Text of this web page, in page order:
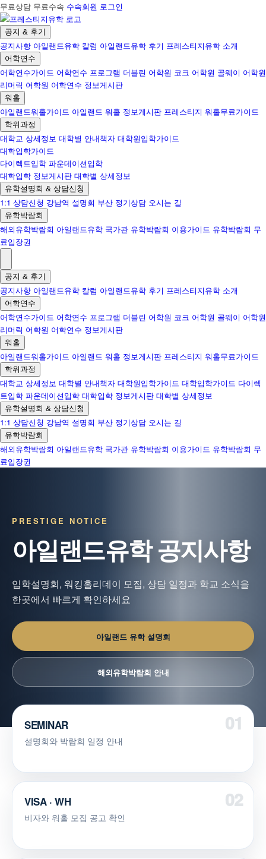
무료상담 무료수속 수속회원 로그인
공지 & 후기
공지사항 아일랜드유학 칼럼 아일랜드유학 후기 프레스티지유학 소개
어학연수
어학연수가이드 어학연수 프로그램 더블린 어학원 코크 어학원 골웨이 어학원
리머릭 어학원 어학연수 정보게시판
워홀
아일랜드워홀가이드 아일랜드 워홀 정보게시판 프레스티지 워홀무료가이드
학위과정
대학교 상세정보 대학별 안내책자 대학원입학가이드
대학입학가이드
다이렉트입학 파운데이션입학
대학입학 정보게시판 대학별 상세정보
유학설명회 & 상담신청
1:1 상담신청 강남역 설명회 부산 정기상담 오시는 길
유학박람회
해외유학박람회 아일랜드유학 국가관 유학박람회 이용가이드 유학박람회 무
료입장권
공지 & 후기
공지사항 아일랜드유학 칼럼 아일랜드유학 후기 프레스티지유학 소개
어학연수
어학연수가이드 어학연수 프로그램 더블린 어학원 코크 어학원 골웨이 어학원
리머릭 어학원 어학연수 정보게시판
워홀
아일랜드워홀가이드 아일랜드 워홀 정보게시판 프레스티지 워홀무료가이드
학위과정
대학교 상세정보 대학별 안내책자 대학원입학가이드 대학입학가이드 다이렉
트입학 파운데이션입학 대학입학 정보게시판 대학별 상세정보
유학설명회 & 상담신청
1:1 상담신청 강남역 설명회 부산 정기상담 오시는 길
유학박람회
해외유학박람회 아일랜드유학 국가관 유학박람회 이용가이드 유학박람회 무
료입장권
PRESTIGE NOTICE
아일랜드유학 공지사항
입학설명회, 워킹홀리데이 모집, 상담 일정과 학교 소식을
한곳에서 빠르게 확인하세요
아일랜드 유학 설명회
해외유학박람회 안내
SEMINAR
설명회와 박람회 일정 안내
VISA · WH
비자와 워홀 모집 공고 확인